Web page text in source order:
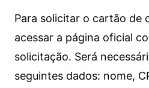
Para solicitar o cartão de
acessar a página oficial
solicitação. Será
seguintes dados: nome,